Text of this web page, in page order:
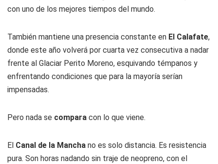
con uno de los mejores tiempos del mundo.
También mantiene una presencia constante en El Calafate,
donde este año volverá por cuarta vez consecutiva a nadar
frente al Glaciar Perito Moreno, esquivando témpanos y
enfrentando condiciones que para la mayoría serían
impensadas.
Pero nada se compara con lo que viene.
El Canal de la Mancha no es solo distancia. Es resistencia
pura. Son horas nadando sin traje de neopreno, con el